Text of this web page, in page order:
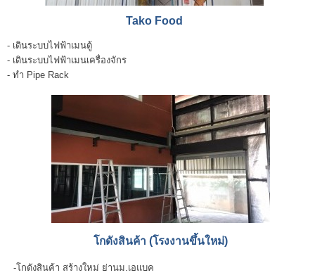
Tako Food
- เดินระบบไฟฟ้าเมนตู้
- เดินระบบไฟฟ้าเมนเครื่องจักร
- ทำ Pipe Rack
โกดังสินค้า (โรงงานขึ้นใหม่)
-โกดังสินค้า สร้างใหม่ ย่านม.เอแบค